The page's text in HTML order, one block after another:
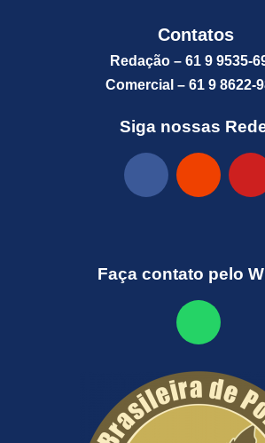
Contatos
Redação – 61 9 9535-
Comercial – 61 9 8622-
Siga nossas
Faça contato pelo